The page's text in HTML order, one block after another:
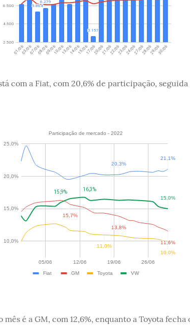
com a Fiat, com 20,6% de participação, seguida
é a GM, com 12,6%, enquanto a Toyota fecha